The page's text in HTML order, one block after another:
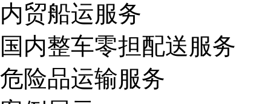
内贸船运服务
国内整车零担配送服务
危险品运输服务